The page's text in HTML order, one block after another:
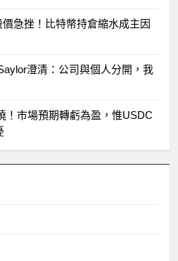
急挫！比特幣持倉縮水成主因
澄清：公司與個人分開，我
！市場預期轉虧為盈，惟USDC